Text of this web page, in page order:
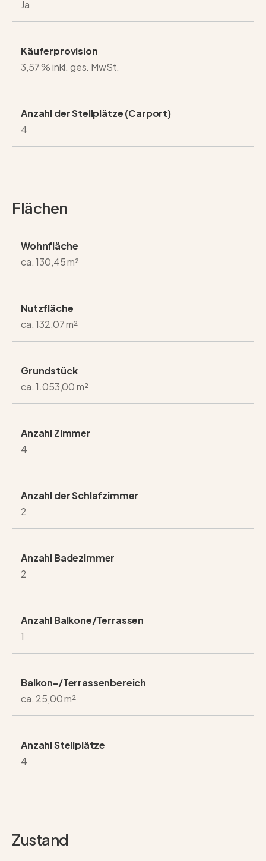
Ja
Käuferprovision
3,57 % inkl. ges. MwSt.
Anzahl der Stellplätze (Carport)
4
Flächen
Wohnfläche
ca. 130,45 m²
Nutzfläche
ca. 132,07 m²
Grundstück
ca. 1.053,00 m²
Anzahl Zimmer
4
Anzahl der Schlafzimmer
2
Anzahl Badezimmer
2
Anzahl Balkone/Terrassen
1
Balkon-/Terrassenbereich
ca. 25,00 m²
Anzahl Stellplätze
4
Zustand